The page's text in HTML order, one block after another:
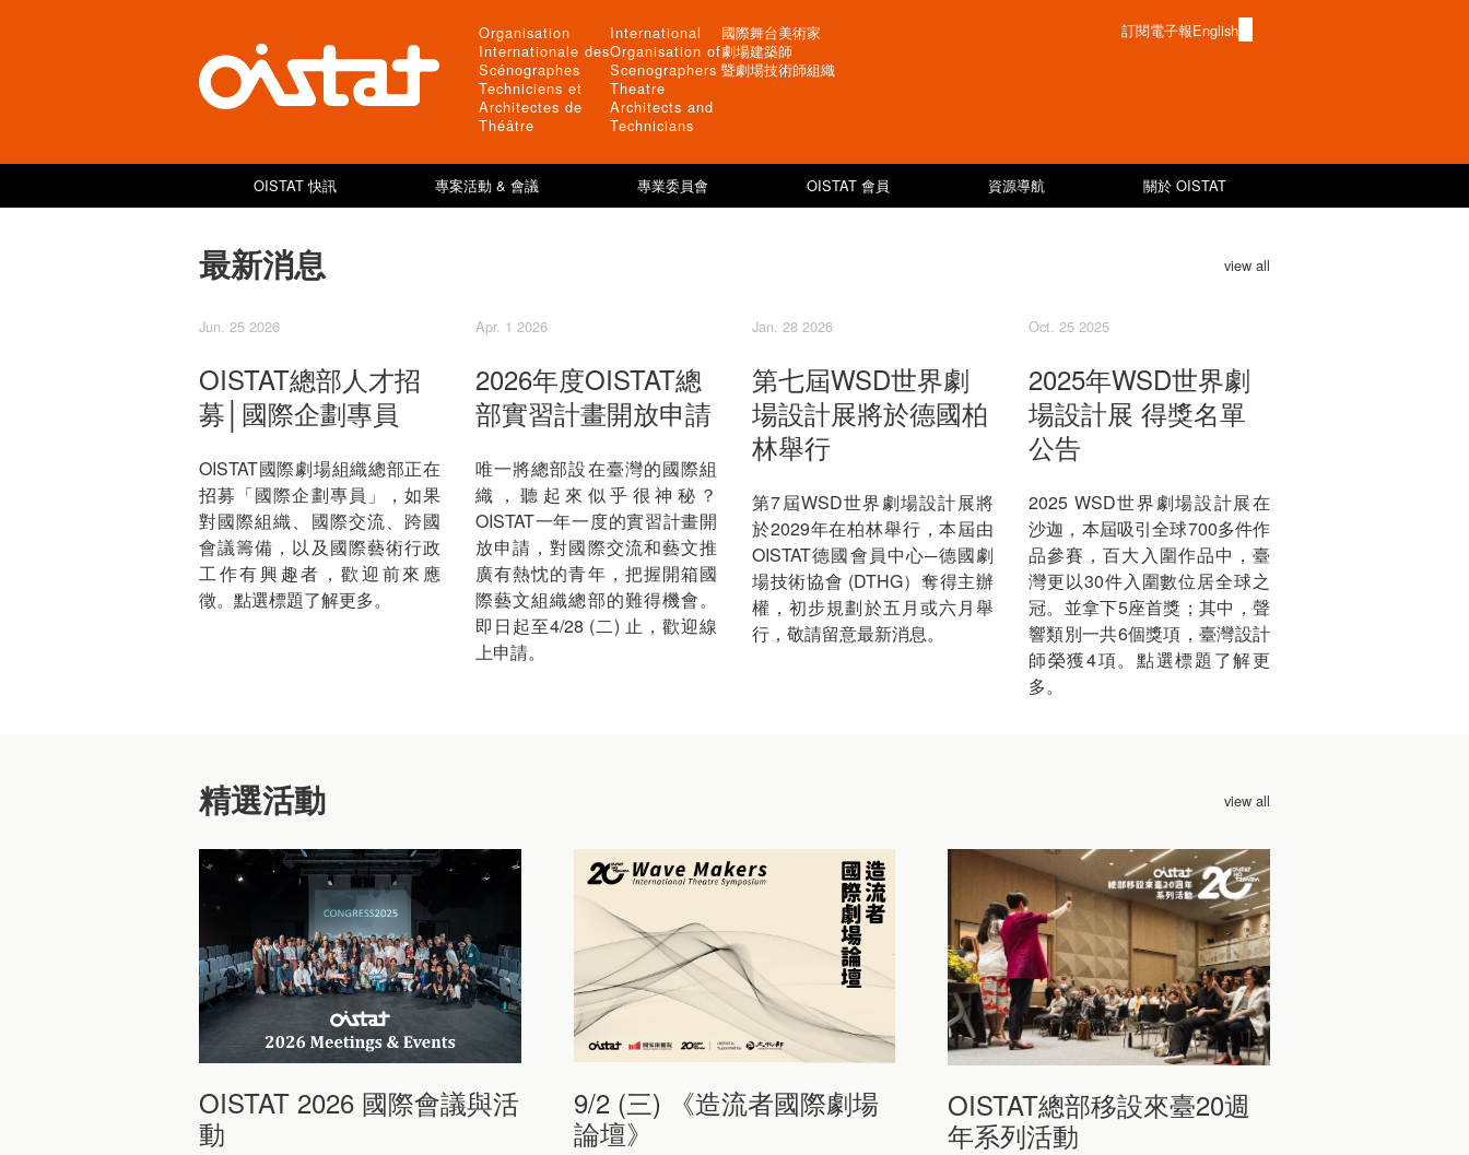
Organisation
Internationale des
Scénographes
Techniciens et
Architectes de
Théâtre
International
Organisation of
Scenographers
Theatre
Architects and
Technicians
國際舞台美術家
劇場建築師
暨劇場技術師組織
訂閱電子報English
OISTAT 快訊 專案活動 & 會議 專業委員會 OISTAT 會員 資源導航 關於 OISTAT
最新消息 view all
Jun. 25 2026
OISTAT總部人才招
募│國際企劃專員
OISTAT國際劇場組織總部正在
招募「國際企劃專員」，如果
對國際組織、國際交流、跨國
會議籌備，以及國際藝術行政
工作有興趣者，歡迎前來應
徵。點選標題了解更多。
Apr. 1 2026
2026年度OISTAT總
部實習計畫開放申請
唯一將總部設在臺灣的國際組
織，聽起來似乎很神秘？
OISTAT一年一度的實習計畫開
放申請，對國際交流和藝文推
廣有熱忱的青年，把握開箱國
際藝文組織總部的難得機會。
即日起至4/28 (二) 止，歡迎線
上申請。
Jan. 28 2026
第七屆WSD世界劇
場設計展將於德國柏
林舉行
第7屆WSD世界劇場設計展將
於2029年在柏林舉行，本屆由
OISTAT德國會員中心─德國劇
場技術協會 (DTHG）奪得主辦
權，初步規劃於五月或六月舉
行，敬請留意最新消息。
Oct. 25 2025
2025年WSD世界劇
場設計展 得獎名單
公告
2025 WSD世界劇場設計展在
沙迦，本屆吸引全球700多件作
品參賽，百大入圍作品中，臺
灣更以30件入圍數位居全球之
冠。並拿下5座首獎；其中，聲
響類別一共6個獎項，臺灣設計
師榮獲4項。點選標題了解更
多。
精選活動 view all
OISTAT 2026 國際會議與活
動
9/2 (三) 《造流者國際劇場
論壇》
OISTAT總部移設來臺20週
年系列活動